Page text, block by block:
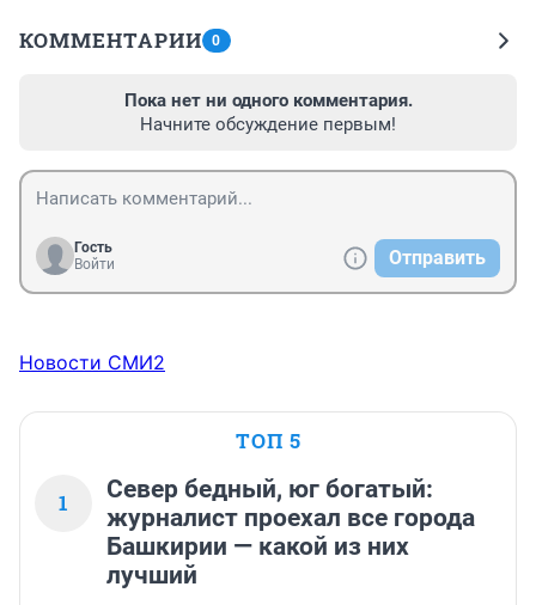
КОММЕНТАРИИ 0
Пока нет ни одного комментария.
Начните обсуждение первым!
Гость
Войти
Отправить
Новости СМИ2
ТОП 5
1
Север бедный, юг богатый:
журналист проехал все города
Башкирии — какой из них
лучший